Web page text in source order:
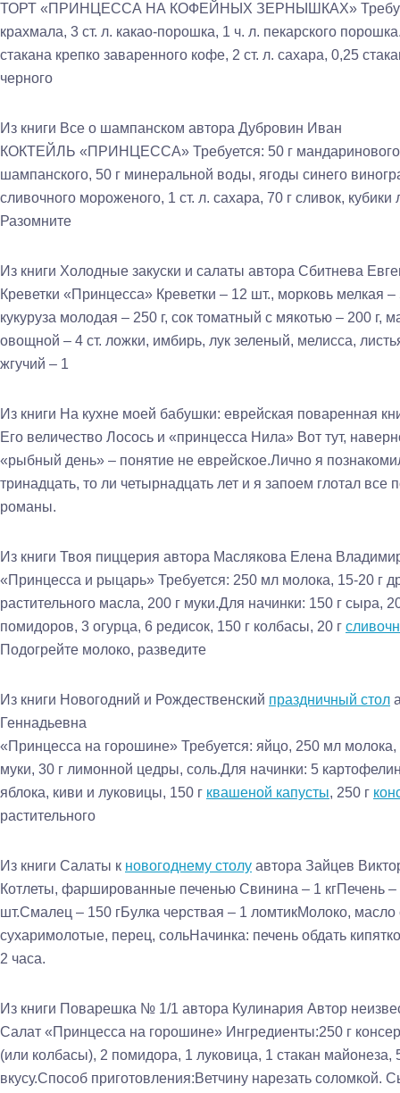
ТОРТ «ПРИНЦЕССА НА КОФЕЙНЫХ ЗЕРНЫШКАХ»
крахмала, 3 ст. л. какао-порошка, 1 ч. л. пекарского
стакана крепко заваренного кофе, 2 ст. л. сахара, 0,25
черного
Из книги Все о шампанском автора Дубровин Иван
КОКТЕЙЛЬ «ПРИНЦЕССА» Требуется: 50 г мандаринового
шампанского, 50 г минеральной воды, ягоды синего
сливочного мороженого, 1 ст. л. сахара, 70 г сливок,
Разомните
Из книги Холодные закуски и салаты автора Сбитнева
Креветки «Принцесса» Креветки – 12 шт., морковь мелкая –
кукуруза молодая – 250 г, сок томатный с мякотью – 200 г,
овощной – 4 ст. ложки, имбирь, лук зеленый, мелисса,
жгучий – 1
Из книги На кухне моей бабушки: еврейская поваренная
Его величество Лосось и «принцесса Нила» Вот тут,
«рыбный день» – понятие не еврейское.Лично я
тринадцать, то ли четырнадцать лет и я запоем глотал все
романы.
Из книги Твоя пиццерия автора Маслякова Елена
«Принцесса и рыцарь» Требуется: 250 мл молока, 15-20 г
растительного масла, 200 г муки.Для начинки: 150 г сыра,
помидоров, 3 огурца, 6 редисок, 150 г колбасы, 20 г
Подогрейте молоко, разведите
Из книги Новогодний и Рождественский праздничный стол
Геннадьевна
«Принцесса на горошине» Требуется: яйцо, 250 мл молока,
муки, 30 г лимонной цедры, соль.Для начинки: 5
яблока, киви и луковицы, 150 г квашеной капусты, 250 г
растительного
Из книги Салаты к новогоднему столу автора Зайцев
Котлеты, фаршированные печенью Свинина – 1 кгПечень
шт.Смалец – 150 гБулка черствая – 1 ломтикМолоко,
сухаримолотые, перец, сольНачинка: печень обдать
2 часа.
Из книги Поварешка № 1/1 автора Кулинария Автор
Салат «Принцесса на горошине» Ингредиенты:250 г
(или колбасы), 2 помидора, 1 луковица, 1 стакан майонеза,
вкусу.Способ приготовления:Ветчину нарезать соломкой.